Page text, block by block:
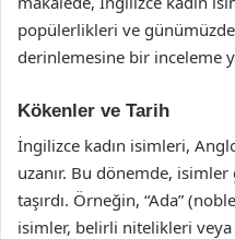
popülerlikleri ve
derinlemesine bir inceleme
Kökenler ve Tarih
İngilizce kadın isimleri,
uzanır. Bu dönemde,
taşırdı. Örneğin, “Ada”
isimler, belirli nitelikleri veya